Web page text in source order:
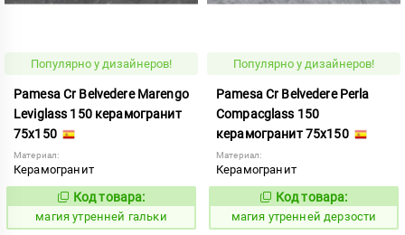
Популярно у дизайнеров!
Pamesa Cr Belvedere Marengo
Leviglass 150 керамогранит
75x150
Материал:
Керамогранит
919890
Код товара:
магия утренней гальки
Популярно у дизайнеров!
Pamesa Cr Belvedere Perla
Compacglass 150
керамогранит 75x150
Материал:
Керамогранит
919895
Код товара:
магия утренней дерзости